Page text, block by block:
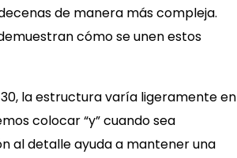
de manera más compleja.
cómo se unen estos
la estructura varía ligeramente en
colocar “y” cuando sea
al detalle ayuda a mantener una